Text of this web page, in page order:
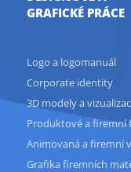
GRAFICKÉ PRÁCE
Logo a logomanuál
Corporate identity
3D modely a
Produktové a firemní
Animovaná a firemní
Grafika firemních